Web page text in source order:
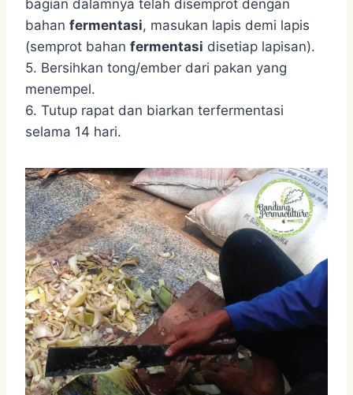
bagian dalamnya telah disemprot dengan
bahan fermentasi, masukan lapis demi lapis
(semprot bahan fermentasi disetiap lapisan).
5. Bersihkan tong/ember dari pakan yang
menempel.
6. Tutup rapat dan biarkan terfermentasi
selama 14 hari.